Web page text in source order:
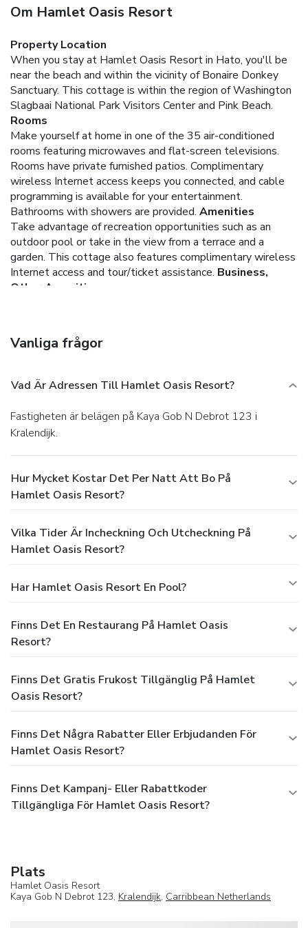
Om Hamlet Oasis Resort
Property Location
When you stay at Hamlet Oasis Resort in Hato, you'll be
near the beach and within the vicinity of Bonaire Donkey
Sanctuary. This cottage is within the region of Washington
Slagbaai National Park Visitors Center and Pink Beach.
Rooms
Make yourself at home in one of the 35 air-conditioned
rooms featuring microwaves and flat-screen televisions.
Rooms have private furnished patios. Complimentary
wireless Internet access keeps you connected, and cable
programming is available for your entertainment.
Bathrooms with showers are provided. Amenities
Take advantage of recreation opportunities such as an
outdoor pool or take in the view from a terrace and a
garden. This cottage also features complimentary wireless
Internet access and tour/ticket assistance. Business,
Other Amenities
Vanliga frågor
Vad Är Adressen Till Hamlet Oasis Resort?
Fastigheten är belägen på Kaya Gob N Debrot 123 i
Kralendijk.
Hur Mycket Kostar Det Per Natt Att Bo På
Hamlet Oasis Resort?
Vilka Tider Är Incheckning Och Utcheckning På
Hamlet Oasis Resort?
Har Hamlet Oasis Resort En Pool?
Finns Det En Restaurang På Hamlet Oasis
Resort?
Finns Det Gratis Frukost Tillgänglig På Hamlet
Oasis Resort?
Finns Det Några Rabatter Eller Erbjudanden För
Hamlet Oasis Resort?
Finns Det Kampanj- Eller Rabattkoder
Tillgängliga För Hamlet Oasis Resort?
Plats
Hamlet Oasis Resort
Kaya Gob N Debrot 123, Kralendijk, Carribbean Netherlands